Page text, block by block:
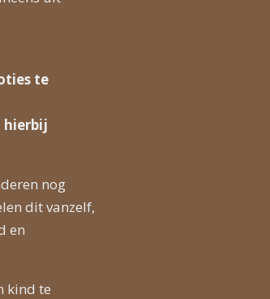
te
hierbij
nog
dit vanzelf,
en
kind te